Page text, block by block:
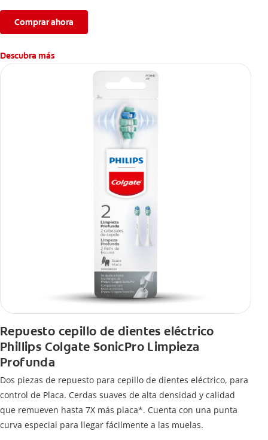
Comprar ahora
Descubra más
Repuesto cepillo de dientes eléctrico
Phillips Colgate SonicPro Limpieza
Profunda
Dos piezas de repuesto para cepillo de dientes eléctrico, para
control de Placa. Cerdas suaves de alta densidad y calidad
que remueven hasta 7X más placa*. Cuenta con una punta
curva especial para llegar fácilmente a las muelas.